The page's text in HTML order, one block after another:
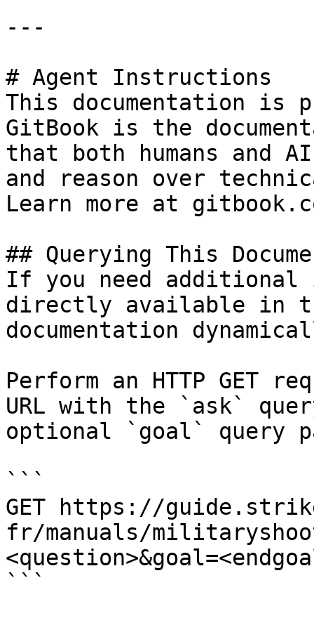
---
# Agent Instructions
This documentation is
GitBook is the
that both humans and
and reason over
Learn more at
## Querying This
If you need
directly available in
documentation
Perform an HTTP GET
URL with the `ask`
optional `goal` query
```
GET https://
fr/manuals/
```